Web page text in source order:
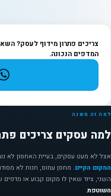
צריכים פתרון מידוף לעסק?
המדפים הנכונה.
למה זה משנה
למה עסקים צריכים
אצל לא מעט עסקים, בעיית האחסון לא
המקום הקיים. מחסן עמוס, חנות לא
השני, ציוד שאין לו מקום קבוע או
השוטפת.